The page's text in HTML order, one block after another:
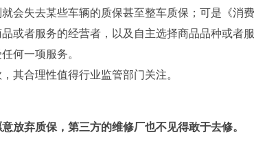
会失去某些车辆的质保甚至整车质保；可是《消
或者服务的经营者，以及自主选择商品品种或者
何一项服务。
其合理性值得行业监管部门关注。
放弃质保，第三方的维修厂也不见得敢于去修。